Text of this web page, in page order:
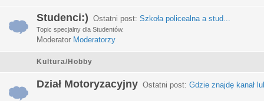
Studenci:) Ostatni post: Szkoła policealna a stud...
Topic specjalny dla Studentów.
Moderator Moderatorzy
Kultura/Hobby
Dział Motoryzacyjny Ostatni post: Gdzie znajdę kanał